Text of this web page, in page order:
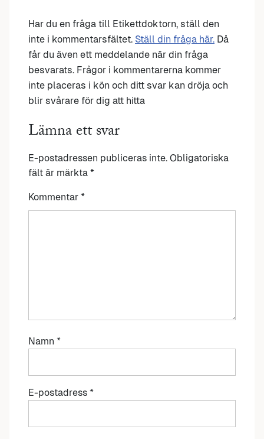
Har du en fråga till Etikettdoktorn, ställ den
inte i kommentarsfältet. Ställ din fråga här. Då
får du även ett meddelande när din fråga
besvarats. Frågor i kommentarerna kommer
inte placeras i kön och ditt svar kan dröja och
blir svårare för dig att hitta
Lämna ett svar
E-postadressen publiceras inte. Obligatoriska
fält är märkta *
Kommentar *
Namn *
E-postadress *